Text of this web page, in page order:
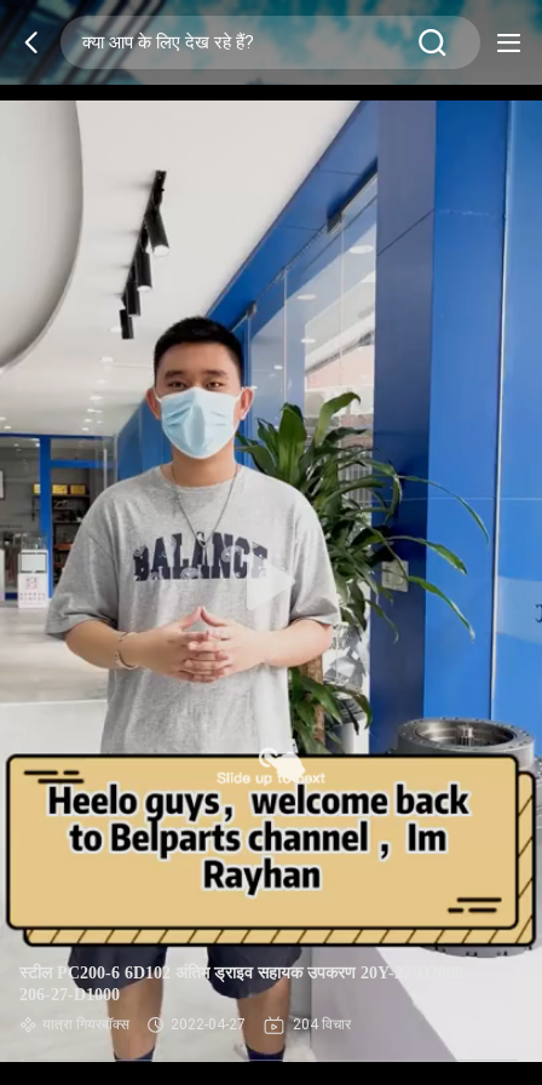
स्टील PC200-6 6D102 अंतिम ड्राइव सहायक उपकरण 20Y-27-D2000
206-27-D1000
यात्रा गियरबॉक्स 2022-04-27 204 विचार